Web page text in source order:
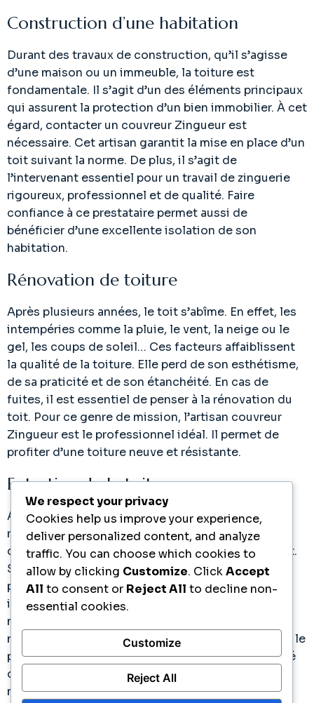
Construction d’une habitation
Durant des travaux de construction, qu’il s’agisse
d’une maison ou un immeuble, la toiture est
fondamentale. Il s’agit d’un des éléments principaux
qui assurent la protection d’un bien immobilier. À cet
égard, contacter un couvreur Zingueur est
nécessaire. Cet artisan garantit la mise en place d’un
toit suivant la norme. De plus, il s’agit de
l’intervenant essentiel pour un travail de zinguerie
rigoureux, professionnel et de qualité. Faire
confiance à ce prestataire permet aussi de
bénéficier d’une excellente isolation de son
habitation.
Rénovation de toiture
Après plusieurs années, le toit s’abîme. En effet, les
intempéries comme la pluie, le vent, la neige ou le
gel, les coups de soleil… Ces facteurs affaiblissent
la qualité de la toiture. Elle perd de son esthétisme,
de sa praticité et de son étanchéité. En cas de
fuites, il est essentiel de penser à la rénovation du
toit. Pour ce genre de mission, l’artisan couvreur
Zingueur est le professionnel idéal. Il permet de
profiter d’une toiture neuve et résistante.
Entretien de la toiture
Avec le temps qui passe, les tuiles sont souvent
recouvertes d’une mousse désagréable. Ce type
d’élément gêneur entraine une dégradation du toit.
Si bien que l’entretien de la toiture par un
professionnel est recommandé. Parmi les
intervenants au choix, le couvreur Zingueur est le
meilleur. Il possède un certain savoir-faire et de
nombreuses compétences techniques pour traiter le
problème. De plus, le couvreur Zingueur est équipé
des différents appareils professionnels pour
nettoyer et hydrofuger.
We respect your privacy
Cookies help us improve your experience,
deliver personalized content, and analyze
traffic. You can choose which cookies to
allow by clicking Customize. ClickAccept
All to consent or Reject All to decline non-
essential cookies.
Customize
Reject All